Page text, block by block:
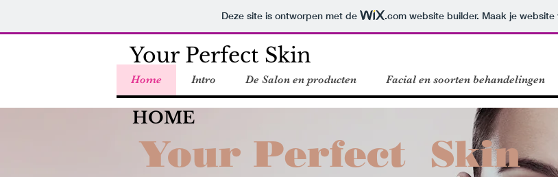
Deze site is ontworpen met de .com website builder. Maak je website
Your Perfect Skin
Home Intro De Salon en producten Facial en soorten behandelingen
HOME
Your Perfect Skin